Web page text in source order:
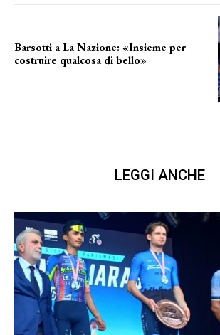
Barsotti a La Nazione: «Insieme per
costruire qualcosa di bello»
LEGGI ANCHE